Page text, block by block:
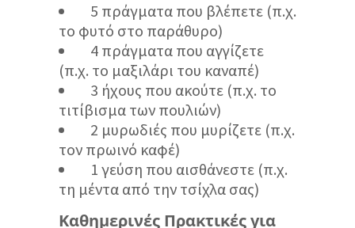
5 πράγματα που βλέπετε (π.χ.
το φυτό στο παράθυρο)
4 πράγματα που αγγίζετε
(π.χ. το μαξιλάρι του καναπέ)
3 ήχους που ακούτε (π.χ. το
τιτίβισμα των πουλιών)
2 μυρωδιές που μυρίζετε (π.χ.
τον πρωινό καφέ)
1 γεύση που αισθάνεστε (π.χ.
τη μέντα από την τσίχλα σας)
Καθημερινές Πρακτικές για